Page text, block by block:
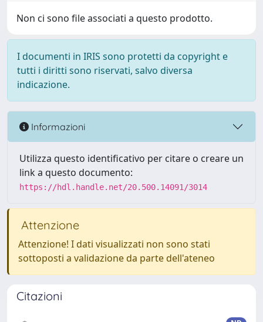
Non ci sono file associati a questo prodotto.
I documenti in IRIS sono protetti da copyright e
tutti i diritti sono riservati, salvo diversa
indicazione.
Informazioni
Utilizza questo identificativo per citare o creare un
link a questo documento:
https://hdl.handle.net/20.500.14091/3014
Attenzione
Attenzione! I dati visualizzati non sono stati
sottoposti a validazione da parte dell'ateneo
Citazioni